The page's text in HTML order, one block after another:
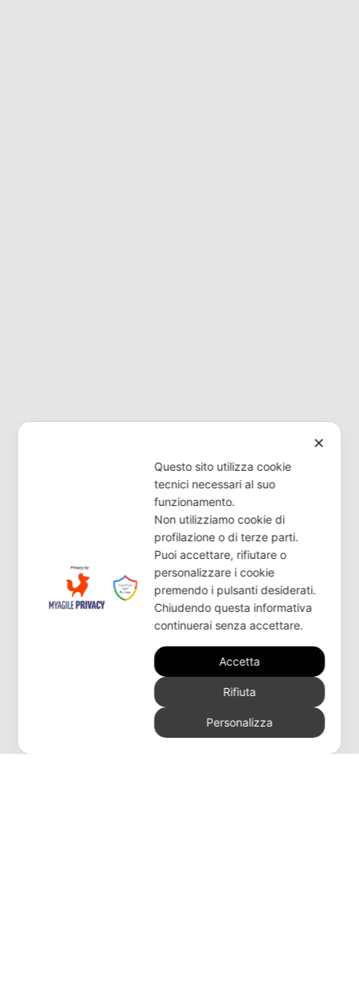
Desideri ricevere ulteriori
informazioni o ricerchi un
rivenditore?
✕
Questo sito utilizza cookie
tecnici necessari al suo
funzionamento.
Non utilizziamo cookie di
profilazione o di terze parti.
Puoi accettare, rifiutare o
personalizzare i cookie
premendo i pulsanti desiderati.
Chiudendo questa informativa
continuerai senza accettare.
Accetta
Rifiuta
Personalizza